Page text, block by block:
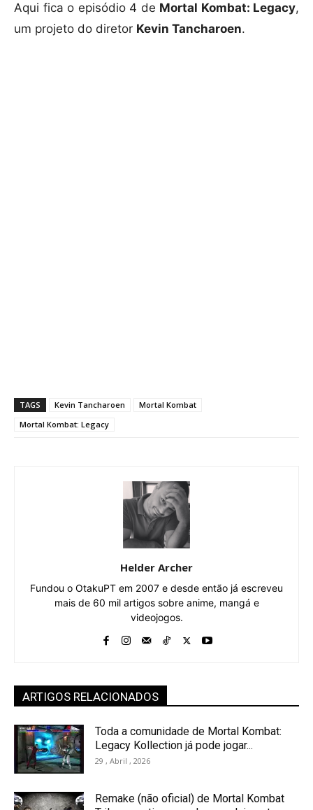
Aqui fica o episódio 4 de Mortal Kombat: Legacy,
um projeto do diretor Kevin Tancharoen.
TAGS Kevin Tancharoen
Mortal Kombat
Mortal Kombat: Legacy
Helder Archer
Fundou o OtakuPT em 2007 e desde então já escreveu
mais de 60 mil artigos sobre anime, mangá e
videojogos.
ARTIGOS RELACIONADOS
Toda a comunidade de Mortal Kombat:
Legacy Kollection já pode jogar...
29 , Abril , 2026
Remake (não oficial) de Mortal Kombat